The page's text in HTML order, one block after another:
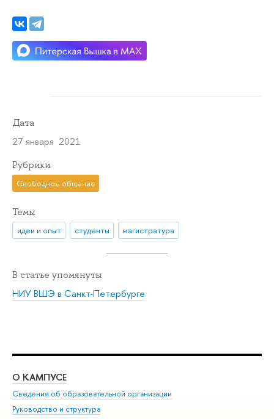
Дата
27 января 2021
Рубрики
Свободное общение
Темы
идеи и опыт студенты магистратура
В статье упомянуты
НИУ ВШЭ в Санкт-Петербурге
О КАМПУСЕ
Сведения об образовательной организации
Руководство и структура